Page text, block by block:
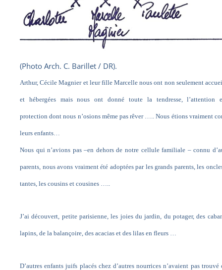
(Photo Arch. C. Barillet / DR).
Arthur, Cécile Magnier et leur fille Marcelle nous ont non seulement
et hébergées mais nous ont donné toute la tendresse, l’attention
protection dont nous n’osions même pas rêver ….. Nous étions vraiment
leurs enfants…
Nous qui n’avions pas –en dehors de notre cellule familiale – connu
parents, nous avons vraiment été adoptées par les grands parents, les
tantes, les cousins et cousines …..
J’ai découvert, petite parisienne, les joies du jardin, du potager, des
lapins, de la balançoire, des acacias et des lilas en fleurs …
D’autres enfants juifs placés chez d’autres nourrices n’avaient pas trouvé